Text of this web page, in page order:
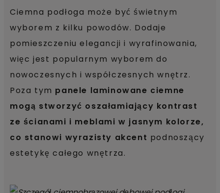
Ciemna podłoga może być świetnym
wyborem z kilku powodów. Dodaje
pomieszczeniu elegancji i wyrafinowania,
więc jest popularnym wyborem do
nowoczesnych i współczesnych wnętrz.
Poza tym panele laminowane ciemne
mogą stworzyć oszałamiający kontrast
ze ścianami i meblami w jasnym kolorze,
co stanowi wyrazisty akcent podnoszący
estetykę całego wnętrza.